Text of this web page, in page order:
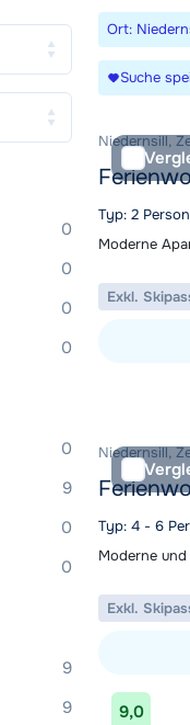
Ort:
Suche
Niedernsill,
Typ: 2
Moderne
Exkl.
Niedernsill,
Typ: 4 - 6
Moderne
Exkl.
Unterkunft
9,0
0
0
0
0
0
9
0
0
9
9